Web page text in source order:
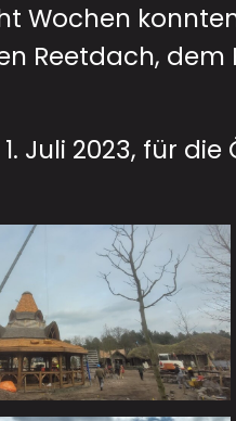
Wochen
Reetdach, dem
Juli 2023, für